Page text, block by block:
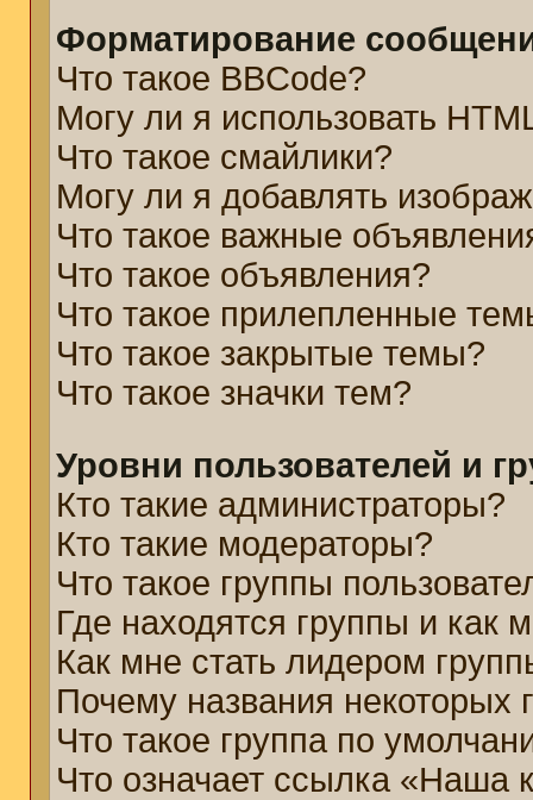
Форматирование
Что такое BBCode?
Могу ли я использовать
Что такое смайлики?
Могу ли я добавлять
Что такое важные
Что такое объявления?
Что такое прилепленные
Что такое закрытые темы?
Что такое значки тем?
Уровни пользователей и
Кто такие администраторы?
Кто такие модераторы?
Что такое группы
Где находятся группы и как
Как мне стать лидером
Почему названия некоторых
Что такое группа по
Что означает ссылка «Наша